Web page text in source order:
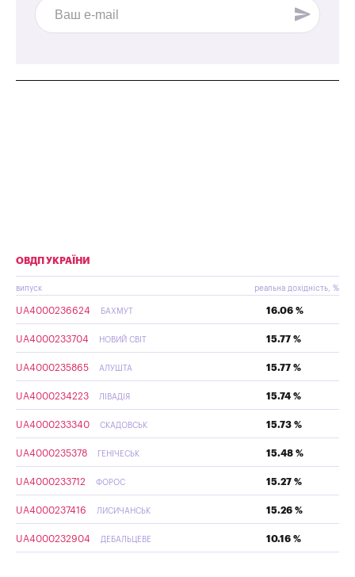
ОВДП УКРАЇНИ
випуск реальна дохідність, %
UA4000236624 БАХМУТ 16.06 %
UA4000233704 НОВИЙ СВІТ 15.77 %
UA4000235865 АЛУШТА 15.77 %
UA4000234223 ЛІВАДІЯ 15.74 %
UA4000233340 СКАДОВСЬК 15.73 %
UA4000235378 ГЕНІЧЕСЬК 15.48 %
UA4000233712 ФОРОС 15.27 %
UA4000237416 ЛИСИЧАНСЬК 15.26 %
UA4000232904 ДЕБАЛЬЦЕВЕ 10.16 %